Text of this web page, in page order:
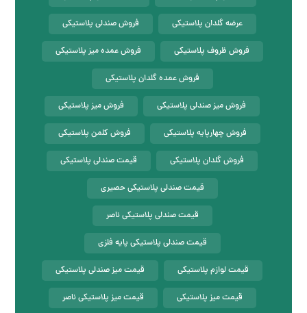
عرضه گلدان پلاستیکی فروش صندلی پلاستیکی
فروش ظروف پلاستیکی فروش عمده میز پلاستیکی
فروش عمده گلدان پلاستیکی
فروش میز صندلی پلاستیکی فروش میز پلاستیکی
فروش چهارپایه پلاستیکی فروش کلمن پلاستیکی
فروش گلدان پلاستیکی قیمت صندلی پلاستیکی
قیمت صندلی پلاستیکی حصیری
قیمت صندلی پلاستیکی ناصر
قیمت صندلی پلاستیکی پایه فلزی
قیمت لوازم پلاستیکی قیمت میز صندلی پلاستیکی
قیمت میز پلاستیکی قیمت میز پلاستیکی ناصر